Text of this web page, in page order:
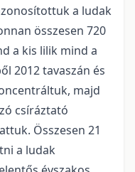
a ludak
összesen 720
a kis lilik mind a
2012 tavaszán és
majd
csíráztató
Összesen 21
a ludak